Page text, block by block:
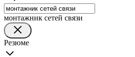
монтажник сетей связи
Резюме